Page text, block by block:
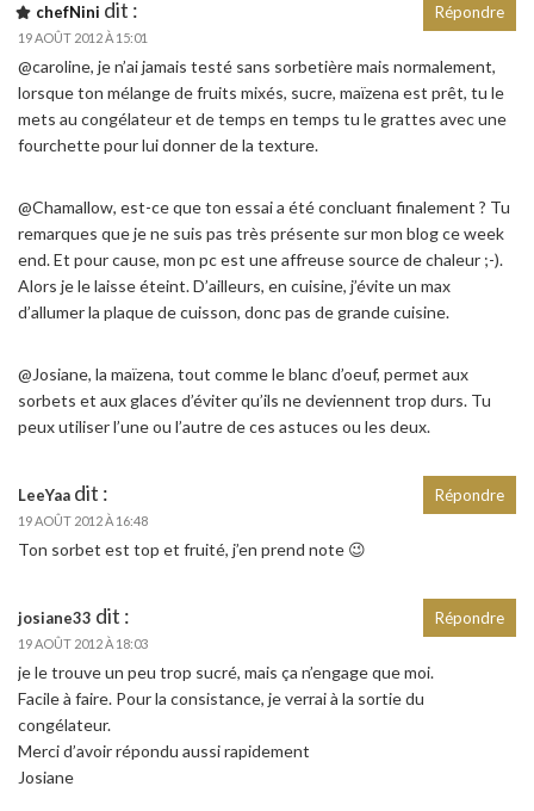
chefNini dit :
19 AOÛT 2012 À 15:01
@caroline, je n’ai jamais testé sans sorbetière mais normalement,
lorsque ton mélange de fruits mixés, sucre, maïzena est prêt, tu le
mets au congélateur et de temps en temps tu le grattes avec une
fourchette pour lui donner de la texture.
@Chamallow, est-ce que ton essai a été concluant finalement ? Tu
remarques que je ne suis pas très présente sur mon blog ce week
end. Et pour cause, mon pc est une affreuse source de chaleur ;-).
Alors je le laisse éteint. D’ailleurs, en cuisine, j’évite un max
d’allumer la plaque de cuisson, donc pas de grande cuisine.
@Josiane, la maïzena, tout comme le blanc d’oeuf, permet aux
sorbets et aux glaces d’éviter qu’ils ne deviennent trop durs. Tu
peux utiliser l’une ou l’autre de ces astuces ou les deux.
Répondre
LeeYaa dit :
19 AOÛT 2012 À 16:48
Ton sorbet est top et fruité, j’en prend note 😉
Répondre
josiane33 dit :
19 AOÛT 2012 À 18:03
je le trouve un peu trop sucré, mais ça n’engage que moi.
Facile à faire. Pour la consistance, je verrai à la sortie du
congélateur.
Merci d’avoir répondu aussi rapidement
Josiane
Répondre